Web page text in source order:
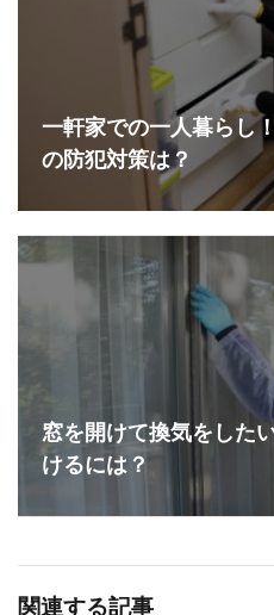
一軒家での一人暮らし
の防犯対策は？
窓を開けて換気をした
けるには？
関連する記事